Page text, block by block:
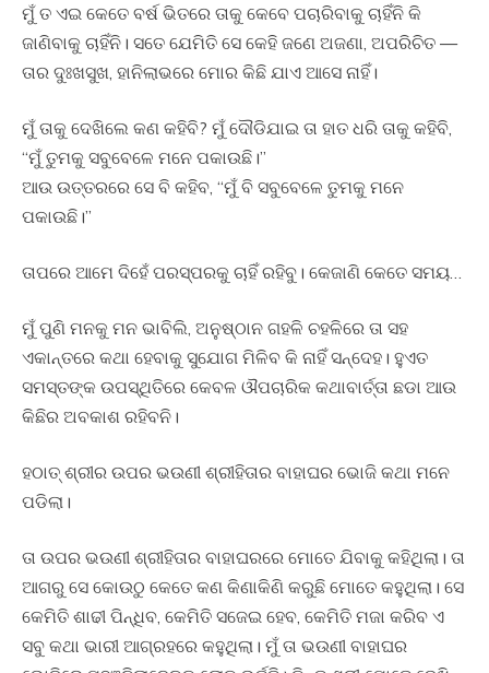
ମୁଁ ତ ଏଇ କେତେ ବର୍ଷ ଭିତରେ ତାକୁ କେବେ ପଚାରିବାକୁ ଚାହିଁନି କି
ଜାଣିବାକୁ ଚାହିଁନି। ସତେ ଯେମିତି ସେ କେହି ଜଣେ ଅଜଣା, ଅପରିଚିତ —
ତାର ଦୁଃଖସୁଖ, ହାନିଲାଭରେ ମୋର କିଛି ଯାଏ ଆସେ ନାହିଁ।
ମୁଁ ତାକୁ ଦେଖିଲେ କଣ କହିବି? ମୁଁ ଦୌଡିଯାଇ ତା ହାତ ଧରି ତାକୁ କହିବି,
“ମୁଁ ତୁମକୁ ସବୁବେଳେ ମନେ ପକାଉଛି।”
ଆଉ ଉତ୍ତରରେ ସେ ବି କହିବ, “ମୁଁ ବି ସବୁବେଳେ ତୁମକୁ ମନେ
ପକାଉଛି।”
ତାପରେ ଆମେ ଦିହେଁ ପରସ୍ପରକୁ ଚାହିଁ ରହିବୁ। କେଜାଣି କେତେ ସମୟ…
ମୁଁ ପୁଣି ମନକୁ ମନ ଭାବିଲି, ଅନୁଷ୍ଠାନ ଗହଳି ଚହଳିରେ ତା ସହ
ଏକାନ୍ତରେ କଥା ହେବାକୁ ସୁଯୋଗ ମିଳିବ କି ନାହିଁ ସନ୍ଦେହ। ହୁଏତ
ସମସ୍ତଙ୍କ ଉପସ୍ଥିତିରେ କେବଳ ଔପଚାରିକ କଥାବାର୍ତ୍ତା ଛଡା ଆଉ
କିଛିର ଅବକାଶ ରହିବନି।
ହଠାତ୍ ଶ୍ରୀର ଉପର ଭଉଣୀ ଶ୍ରୀହିତାର ବାହାଘର ଭୋଜି କଥା ମନେ
ପଡିଲା।
ତା ଉପର ଭଉଣୀ ଶ୍ରୀହିତାର ବାହାଘରରେ ମୋତେ ଯିବାକୁ କହିଥିଲା। ତା
ଆଗରୁ ସେ କୋଉଠୁ କେତେ କଣ କିଣାକିଣି କରୁଛି ମୋତେ କହୁଥିଲା। ସେ
କେମିତି ଶାଢୀ ପିନ୍ଧିବ, କେମିତି ସଜେଇ ହେବ, କେମିତି ମଜା କରିବ ଏ
ସବୁ କଥା ଭାରୀ ଆଗ୍ରହରେ କହୁଥିଲା। ମୁଁ ତା ଭଉଣୀ ବାହାଘର